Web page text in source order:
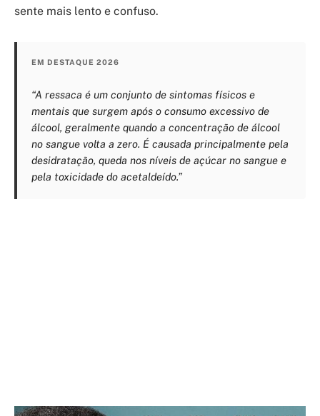
sente mais lento e confuso.
EM DESTAQUE 2026
“A ressaca é um conjunto de sintomas físicos e
mentais que surgem após o consumo excessivo de
álcool, geralmente quando a concentração de álcool
no sangue volta a zero. É causada principalmente pela
desidratação, queda nos níveis de açúcar no sangue e
pela toxicidade do acetaldeído.”